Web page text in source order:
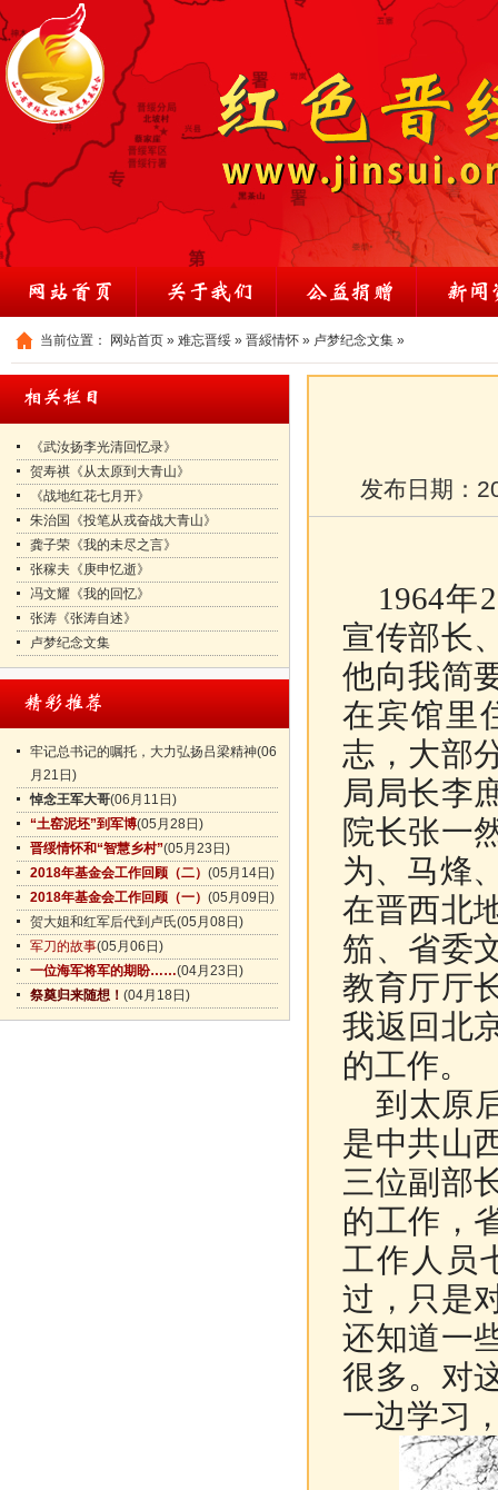
当前位置： 网站首页 » 难忘晋绥 » 晋綏情怀 » 卢梦纪念文集 »
《武汝扬李光清回忆录》
贺寿祺《从太原到大青山》
《战地红花七月开》
朱治国《投笔从戎奋战大青山》
龚子荣《我的未尽之言》
张稼夫《庚申忆逝》
冯文耀《我的回忆》
张涛《张涛自述》
卢梦纪念文集
牢记总书记的嘱托，大力弘扬吕梁精神(06
月21日)
悼念王军大哥(06月11日)
“土窑泥坯”到军博(05月28日)
晋绥情怀和“智慧乡村”(05月23日)
2018年基金会工作回顾（二） (05月14日)
2018年基金会工作回顾（一） (05月09日)
贺大姐和红军后代到卢氏(05月08日)
军刀的故事(05月06日)
一位海军将军的期盼……(04月23日)
祭奠归来随想！ (04月18日)
发布日期：
1964年
宣传部长
他向我简
在宾馆里
志，大部
局局长李
院长张一
为、马烽
在晋西北
笳、省委
教育厅厅
我返回北
的工作。
到太原
是中共山
三位副部
的工作，
工作人员
过，只是
还知道一
很多。对
一边学习